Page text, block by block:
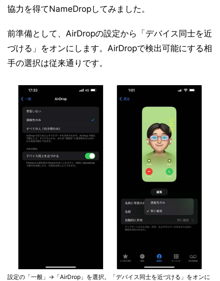
協力を得てNameDropしてみました。
前準備として、AirDropの設定から「デバイス同士を近
づける」をオンにします。AirDropで検出可能にする相
手の選択は従来通りです。
設定の「一般」→「AirDrop」を選択。「デバイス同士を近づける」をオンに